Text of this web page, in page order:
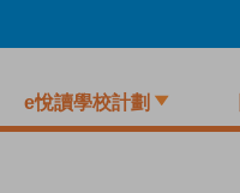
e悅讀學校計劃